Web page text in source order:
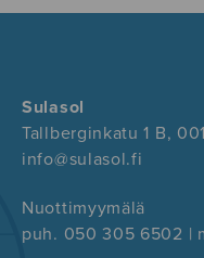
Sulasol
Tallberginkatu 1 B,
info@sulasol.fi
Nuottimyymälä
puh. 050 305 6502 |